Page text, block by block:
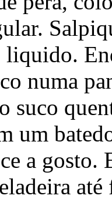
liquido.
numa
suco
um
a gosto.